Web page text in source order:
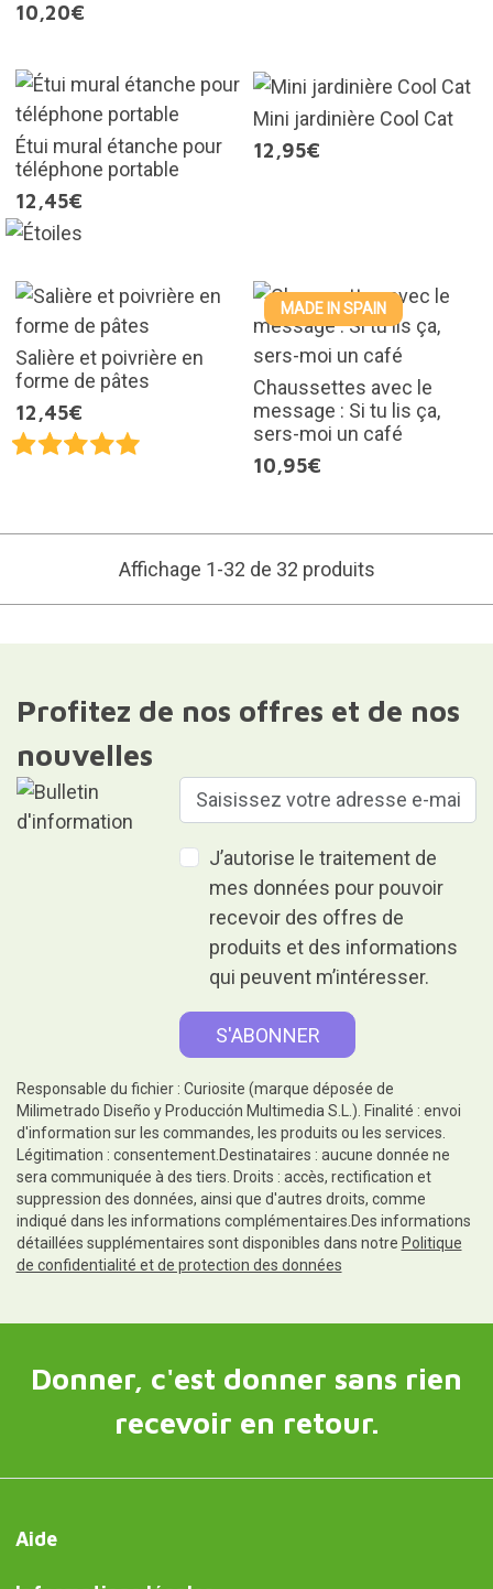
10,20€
Étui mural étanche pour
téléphone portable
12,45€
Mini jardinière Cool Cat
12,95€
Salière et poivrière en
forme de pâtes
12,45€
MADE IN SPAIN
Chaussettes avec le
message : Si tu lis ça,
sers-moi un café
10,95€
Affichage 1-32 de 32 produits
Profitez de nos offres et de nos
nouvelles
J’autorise le traitement de
mes données pour pouvoir
recevoir des offres de
produits et des informations
qui peuvent m’intéresser.
Responsable du fichier : Curiosite (marque déposée de
Milimetrado Diseño y Producción Multimedia S.L.). Finalité : envoi
d'information sur les commandes, les produits ou les services.
Légitimation : consentement.Destinataires : aucune donnée ne
sera communiquée à des tiers. Droits : accès, rectification et
suppression des données, ainsi que d'autres droits, comme
indiqué dans les informations complémentaires.Des informations
détaillées supplémentaires sont disponibles dans notre Politique
de confidentialité et de protection des données
Donner, c'est donner sans rien
recevoir en retour.
Aide